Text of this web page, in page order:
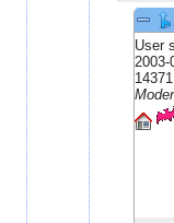
User
2003-